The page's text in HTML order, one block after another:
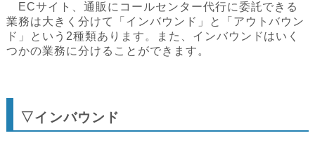
ECサイト、通販にコールセンター代行に委託できる
業務は大きく分けて「インバウンド」と「アウトバウン
ド」という2種類あります。また、インバウンドはいく
つかの業務に分けることができます。
▽インバウンド